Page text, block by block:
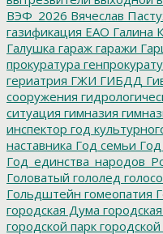
ВЭФ_2026 Вячеслав
газификация ЕАО Галина
Галушка гараж гаражи
прокуратура
гериатрия ГЖИ ГИБДД
сооружения
ситуация гимназия
инспектор год
наставника Год семьи
Головатый гололед
Гольдштейн гомеопатия
городская Дума
городской парк